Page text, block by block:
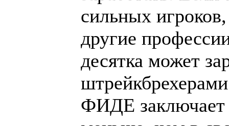
сильных
другие
десятка может
ФИДЕ заключает